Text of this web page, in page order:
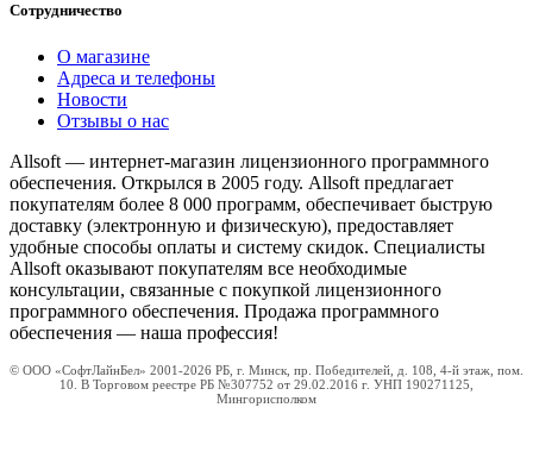
Сотрудничество
О магазине
Адреса и телефоны
Новости
Отзывы о нас
Allsoft — интернет-магазин лицензионного программного
обеспечения. Открылся в 2005 году. Allsoft предлагает
покупателям более 8 000 программ, обеспечивает быструю
доставку (электронную и физическую), предоставляет
удобные способы оплаты и систему скидок. Специалисты
Allsoft оказывают покупателям все необходимые
консультации, связанные с покупкой лицензионного
программного обеспечения. Продажа программного
обеспечения — наша профессия!
© ООО «СофтЛайнБел» 2001-2026 РБ, г. Минск, пр. Победителей, д. 108, 4-й этаж, пом.
10. В Торговом реестре РБ №307752 от 29.02.2016 г. УНП 190271125,
Мингорисполком